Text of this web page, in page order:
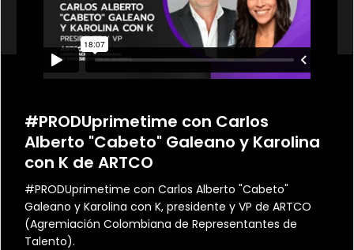
#PRODUprimetime con Carlos
Alberto "Cabeto" Galeano y Karolina
con K de ARTCO
#PRODUprimetime con Carlos Alberto "Cabeto"
Galeano y Karolina con K, presidente y VP de ARTCO
(Agremiación Colombiana de Representantes de
Talento).